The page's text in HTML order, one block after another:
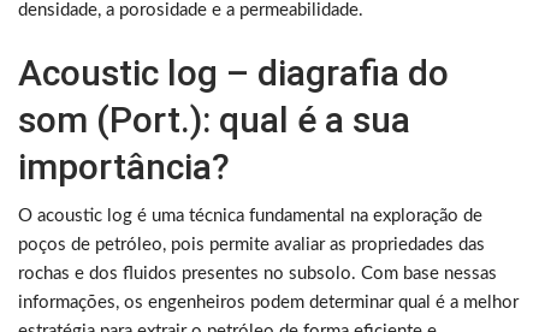
densidade, a porosidade e a permeabilidade.
Acoustic log – diagrafia do
som (Port.): qual é a sua
importância?
O acoustic log é uma técnica fundamental na exploração de
poços de petróleo, pois permite avaliar as propriedades das
rochas e dos fluidos presentes no subsolo. Com base nessas
informações, os engenheiros podem determinar qual é a melhor